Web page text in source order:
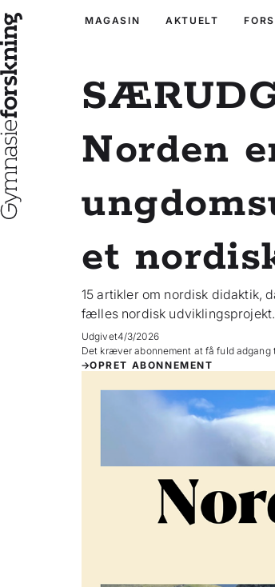
MAGASIN AKTUELT
Norden
et
15 artikler om nordisk didaktik,
fælles nordisk udviklingsprojekt.
Udgivet4/3/2026
Det kræver abonnement at få fuld adgang
OPRET ABONNEMENT